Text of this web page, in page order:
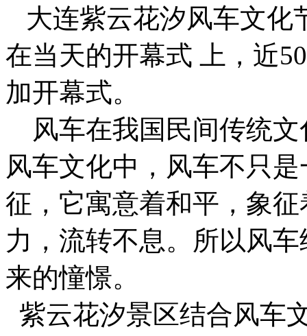
大连紫云花汐风车文化
在当天的开幕式 上，近
加开幕式。
风车在我国民间传统文
风车文化中，风车不只
征，它寓意着和平，象
力，流转不息。所以风
来的憧憬。
紫云花汐景区结合风车